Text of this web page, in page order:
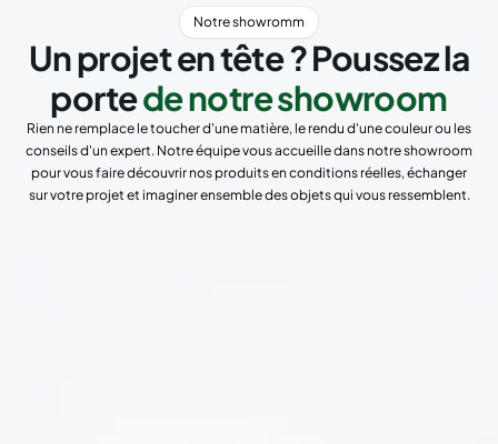
Notre showromm
Un projet en tête ? Poussez la
portede notre showroom
Rien ne remplace le toucher d'une matière, le rendu d'une couleur ou les
conseils d'un expert. Notre équipe vous accueille dans notre showroom
pour vous faire découvrir nos produits en conditions réelles, échanger
sur votre projet et imaginer ensemble des objets qui vous ressemblent.